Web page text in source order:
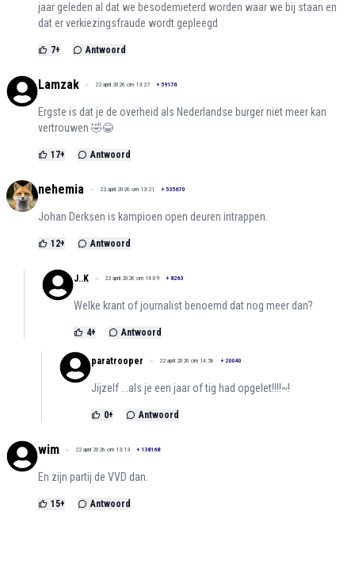
jaar geleden al dat we besodemieterd worden waar we bij staan en
dat er verkiezingsfraude wordt gepleegd
7+ Antwoord
Lamzak 22 april 2026 om 13:27 + 59176
Ergste is dat je de overheid als Nederlandse burger niet meer kan
vertrouwen 🤣😂
17+ Antwoord
nehemia 22 april 2026 om 13:21 + 535670
Johan Derksen is kampioen open deuren intrappen.
12+ Antwoord
J..K 22 april 2026 om 14:09 + 8263
Welke krant of journalist benoemd dat nog meer dan?
4+ Antwoord
paratrooper 22 april 2026 om 14:58 + 20040
Jijzelf ...als je een jaar of tig had opgelet!!!!~!
0+ Antwoord
wim 22 april 2026 om 13:13 + 138168
En zijn partij de VVD dan.
15+ Antwoord